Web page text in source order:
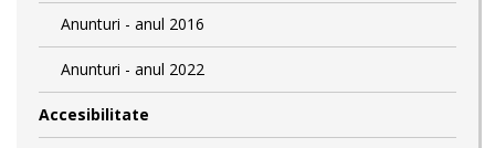
Anunturi - anul 2016
Anunturi - anul 2022
Accesibilitate